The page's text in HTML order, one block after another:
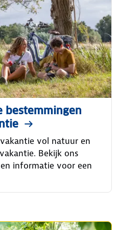
bestemmingen
vol natuur en
Bekijk ons
informatie voor een